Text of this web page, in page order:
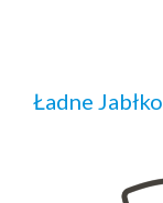
Ładne Jabłko